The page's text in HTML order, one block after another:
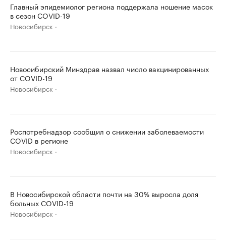
Главный эпидемиолог региона поддержала ношение масок
в сезон COVID-19
Новосибирск
Новосибирский Минздрав назвал число вакцинированных
от COVID-19
Новосибирск
Роспотребнадзор сообщил о снижении заболеваемости
COVID в регионе
Новосибирск
В Новосибирской области почти на 30% выросла доля
больных COVID-19
Новосибирск